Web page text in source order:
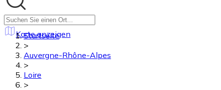
Karte anzeigen
Startseite
>
Auvergne-Rhône-Alpes
>
Loire
>